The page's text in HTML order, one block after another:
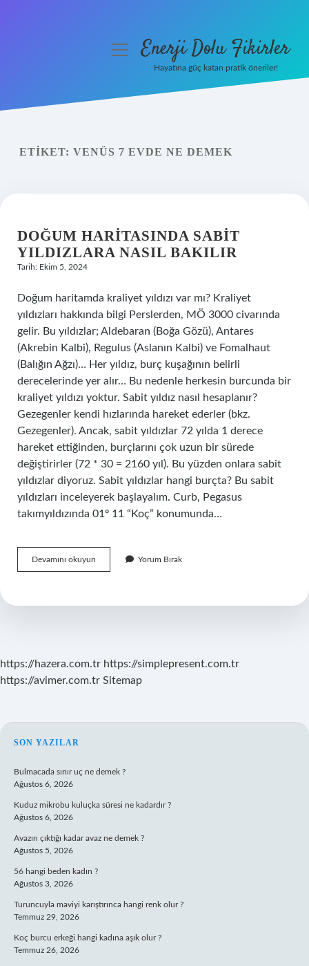
Yasal Uyarı
menüyüEnerji Dolu Fikirler
Hayatına güç katan pratik öneriler!
ETIKET: VENÜS 7 EVDE NE DEMEK
DOĞUM HARITASINDA SABIT
YILDIZLARA NASIL BAKILIR
Tarih: Ekim 5, 2024
Doğum haritamda kraliyet yıldızı var mı? Kraliyet
yıldızları hakkında bilgi Perslerden, MÖ 3000 civarında
gelir. Bu yıldızlar; Aldebaran (Boğa Gözü), Antares
(Akrebin Kalbi), Regulus (Aslanın Kalbi) ve Fomalhaut
(Balığın Ağzı)… Her yıldız, burç kuşağının belirli
derecelerinde yer alır… Bu nedenle herkesin burcunda bir
kraliyet yıldızı yoktur. Sabit yıldız nasıl hesaplanır?
Gezegenler kendi hızlarında hareket ederler (bkz.
Gezegenler). Ancak, sabit yıldızlar 72 yılda 1 derece
hareket ettiğinden, burçlarını çok uzun bir sürede
değiştirirler (72 * 30 = 2160 yıl). Bu yüzden onlara sabit
yıldızlar diyoruz. Sabit yıldızlar hangi burçta? Bu sabit
yıldızları inceleyerek başlayalım. Curb, Pegasus
takımyıldızında 01º 11 “Koç” konumunda…
Devamını okuyun
Haritasında
Nasıl
Yorum Bırak
https://hazera.com.tr https://simplepresent.com.tr
https://avimer.com.tr Sitemap
SIDEBAR
SON YAZILAR
Bulmacada sınır uç ne demek ?
Ağustos 6, 2026
Kuduz mikrobu kuluçka süresi ne kadardır ?
Ağustos 6, 2026
Avazın çıktığı kadar avaz ne demek ?
Ağustos 5, 2026
56 hangi beden kadın ?
Ağustos 3, 2026
Turuncuyla maviyi karıştırınca hangi renk olur ?
Temmuz 29, 2026
Koç burcu erkeği hangi kadına aşık olur ?
Temmuz 26, 2026